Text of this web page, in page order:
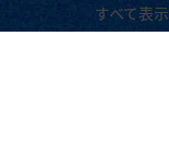
すべて表示